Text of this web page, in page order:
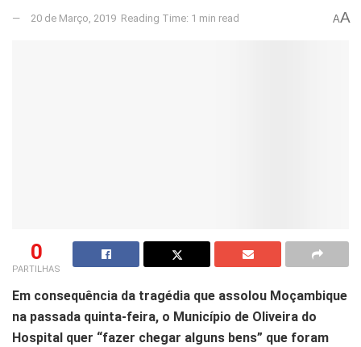
20 de Março, 2019 Reading Time: 1 min read AA
0
PARTILHAS
Em consequência da tragédia que assolou Moçambique
na passada quinta-feira, o Município de Oliveira do
Hospital quer “fazer chegar alguns bens” que foram